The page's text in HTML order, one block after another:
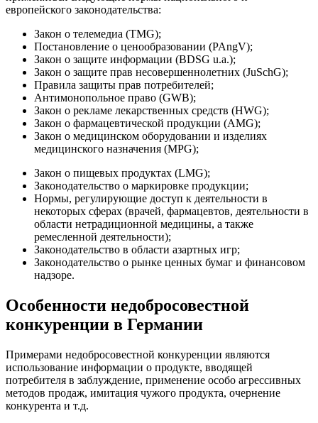
европейского законодательства:
Закон о телемедиа (TMG);
Постановление о ценообразовании (PAngV);
Закон о защите информации (BDSG u.a.);
Закон о защите прав несовершеннолетних (JuSchG);
Правила защиты прав потребителей;
Антимонопольное право (GWB);
Закон о рекламе лекарственных средств (HWG);
Закон о фармацевтической продукции (AMG);
Закон о медицинском оборудовании и изделиях
медицинского назначения (MPG);
Закон о пищевых продуктах (LMG);
Законодательство о маркировке продукции;
Нормы, регулирующие доступ к деятельности в
некоторых сферах (врачей, фармацевтов, деятельности в
области нетрадиционной медицины, а также
ремесленной деятельности);
Законодательство в области азартных игр;
Законодательство о рынке ценных бумаг и финансовом
надзоре.
Особенности недобросовестной
конкуренции в Германии
Примерами недобросовестной конкуренции являются
использование информации о продукте, вводящей
потребителя в заблуждение, применение особо агрессивных
методов продаж, имитация чужого продукта, очернение
конкурента и т.д.